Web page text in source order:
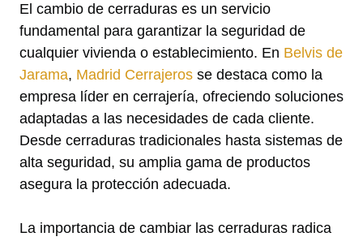
El cambio de cerraduras es un servicio
fundamental para garantizar la seguridad de
cualquier vivienda o establecimiento. En Belvis de
Jarama, Madrid Cerrajeros se destaca como la
empresa líder en cerrajería, ofreciendo soluciones
adaptadas a las necesidades de cada cliente.
Desde cerraduras tradicionales hasta sistemas de
alta seguridad, su amplia gama de productos
asegura la protección adecuada.
La importancia de cambiar las cerraduras radica